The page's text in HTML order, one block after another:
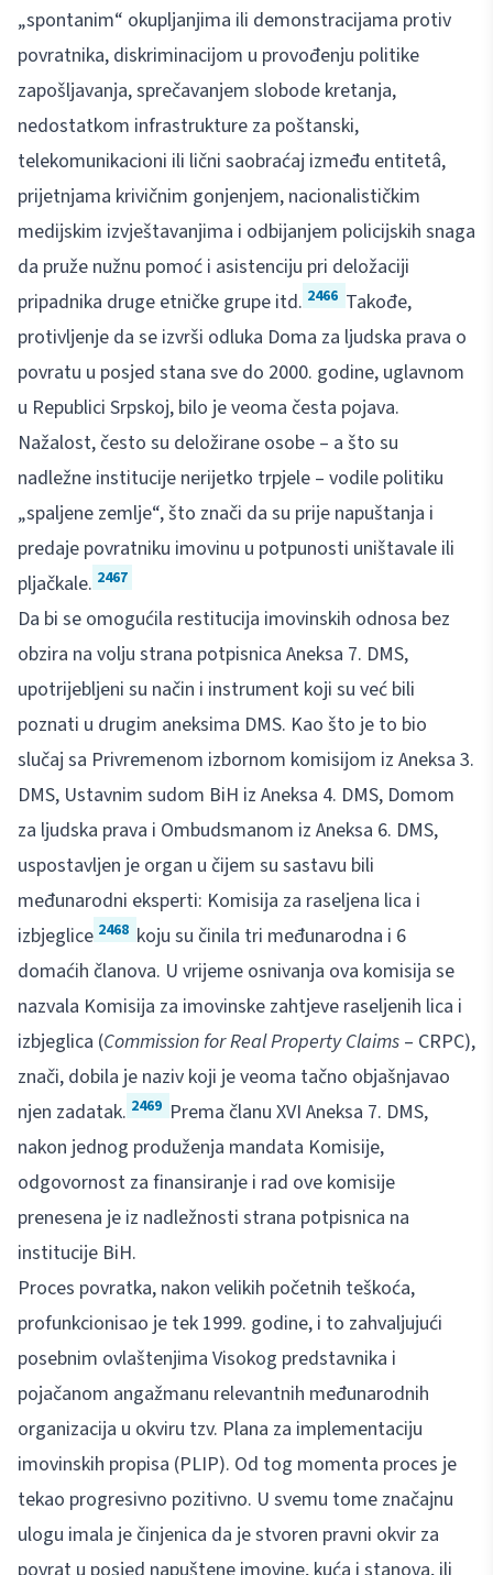
„spontanim“ okupljanjima ili demonstracijama protiv
povratnika, diskriminacijom u provođenju politike
zapošljavanja, sprečavanjem slobode kretanja,
nedostatkom infrastrukture za poštanski,
telekomunikacioni ili lični saobraćaj između entitetâ,
prijetnjama krivičnim gonjenjem, nacionalističkim
medijskim izvještavanjima i odbijanjem policijskih snaga
da pruže nužnu pomoć i asistenciju pri deložaciji
pripadnika druge etničke grupe itd. 2466 Takođe,
protivljenje da se izvrši odluka Doma za ljudska prava o
povratu u posjed stana sve do 2000. godine, uglavnom
u Republici Srpskoj, bilo je veoma česta pojava.
Nažalost, često su deložirane osobe – a što su
nadležne institucije nerijetko trpjele – vodile politiku
„spaljene zemlje“, što znači da su prije napuštanja i
predaje povratniku imovinu u potpunosti uništavale ili
pljačkale. 2467
Da bi se omogućila restitucija imovinskih odnosa bez
obzira na volju strana potpisnica Aneksa 7. DMS,
upotrijebljeni su način i instrument koji su već bili
poznati u drugim aneksima DMS. Kao što je to bio
slučaj sa Privremenom izbornom komisijom iz Aneksa 3.
DMS, Ustavnim sudom BiH iz Aneksa 4. DMS, Domom
za ljudska prava i Ombudsmanom iz Aneksa 6. DMS,
uspostavljen je organ u čijem su sastavu bili
međunarodni eksperti: Komisija za raseljena lica i
izbjeglice 2468 koju su činila tri međunarodna i 6
domaćih članova. U vrijeme osnivanja ova komisija se
nazvala Komisija za imovinske zahtjeve raseljenih lica i
izbjeglica (Commission for Real Property Claims – CRPC),
znači, dobila je naziv koji je veoma tačno objašnjavao
njen zadatak. 2469 Prema članu XVI Aneksa 7. DMS,
nakon jednog produženja mandata Komisije,
odgovornost za finansiranje i rad ove komisije
prenesena je iz nadležnosti strana potpisnica na
institucije BiH.
Proces povratka, nakon velikih početnih teškoća,
profunkcionisao je tek 1999. godine, i to zahvaljujući
posebnim ovlaštenjima Visokog predstavnika i
pojačanom angažmanu relevantnih međunarodnih
organizacija u okviru tzv. Plana za implementaciju
imovinskih propisa (PLIP). Od tog momenta proces je
tekao progresivno pozitivno. U svemu tome značajnu
ulogu imala je činjenica da je stvoren pravni okvir za